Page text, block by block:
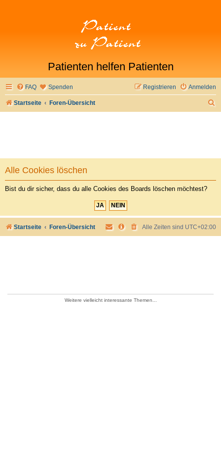
Patienten helfen Patienten
FAQ Spenden Anmelden
Registrieren
Startseite Foren-Übersicht
Alle Cookies löschen
Bist du dir sicher, dass du alle Cookies des Boards löschen möchtest?
Startseite Foren-Übersicht Alle Zeiten sind UTC+02:00
Weitere vielleicht interessante Themen...